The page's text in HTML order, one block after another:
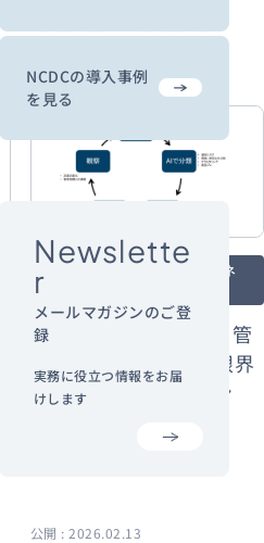
アジャイル・プロジェクトマネ
AI時代のプロジェクト管
理とは｜QCD管理の限界
と「先読みマネジメン
公開 : 2026.02.13
NCDCの導入事例
を見る
Newslette
r
メールマガジンのご登
録
実務に役立つ情報をお届
けします